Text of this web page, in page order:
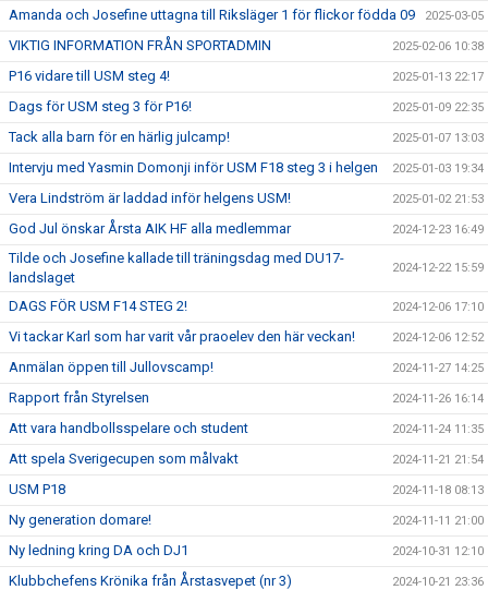
Amanda och Josefine uttagna till Riksläger 1 för flickor födda 09 2025-03-05
VIKTIG INFORMATION FRÅN SPORTADMIN 2025-02-06 10:38
P16 vidare till USM steg 4! 2025-01-13 22:17
Dags för USM steg 3 för P16! 2025-01-09 22:35
Tack alla barn för en härlig julcamp! 2025-01-07 13:03
Intervju med Yasmin Domonji inför USM F18 steg 3 i helgen 2025-01-03 19:34
Vera Lindström är laddad inför helgens USM! 2025-01-02 21:53
God Jul önskar Årsta AIK HF alla medlemmar 2024-12-23 16:49
Tilde och Josefine kallade till träningsdag med DU17-
landslaget
2024-12-22 15:59
DAGS FÖR USM F14 STEG 2! 2024-12-06 17:10
Vi tackar Karl som har varit vår praoelev den här veckan! 2024-12-06 12:52
Anmälan öppen till Jullovscamp! 2024-11-27 14:25
Rapport från Styrelsen 2024-11-26 16:14
Att vara handbollsspelare och student 2024-11-24 11:35
Att spela Sverigecupen som målvakt 2024-11-21 21:54
USM P18 2024-11-18 08:13
Ny generation domare! 2024-11-11 21:00
Ny ledning kring DA och DJ1 2024-10-31 12:10
Klubbchefens Krönika från Årstasvepet (nr 3) 2024-10-21 23:36